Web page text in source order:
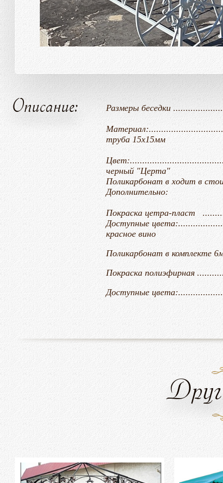
Описание: Размеры беседки
труба 15х15мм
черный "Церта"
Поликарбонат в ходит в
Дополнительно:
Покраска цетра-пласт
Доступные
красное вино
Поликарбонат в комплекте
Покраска полиэфирная
Доступные